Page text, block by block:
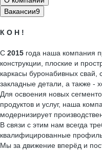
Вакансии9
М Ы -
К О Н !
С 2015 года наша компания
конструкции, плоские и
каркасы буронабивных свай,
закладные детали, а также -
Для освоения новых
продуктов и услуг, наша
модернизирует
В связи с этим нам всегда
квалифицированные
Мы за движение вперёд и